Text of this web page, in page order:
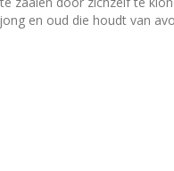
en oud die houdt van